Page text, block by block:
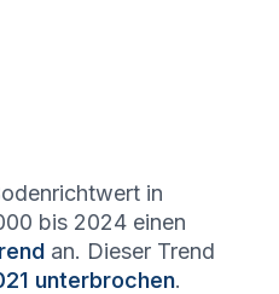
in
bis 2024 einen
an. Dieser Trend
unterbrochen.